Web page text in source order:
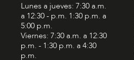
Lunes a jueves: 7:30 a.m.
a 12:30 - p.m. 1:30 p.m. a
5:00 p.m.
Viernes: 7:30 a.m. a 12:30
p.m. - 1:30 p.m. a 4:30
p.m.